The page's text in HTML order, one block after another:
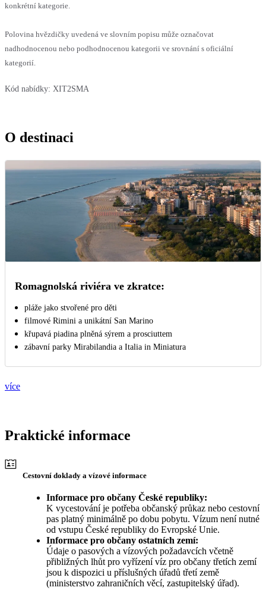
konkrétní kategorie.
Polovina hvězdičky uvedená ve slovním popisu může označovat
nadhodnocenou nebo podhodnocenou kategorii ve srovnání s oficiální
kategorií.
Kód nabídky: XIT2SMA
O destinaci
Romagnolská riviéra ve zkratce:
pláže jako stvořené pro děti
filmové Rimini a unikátní San Marino
křupavá piadina plněná sýrem a prosciuttem
zábavní parky Mirabilandia a Italia in Miniatura
více
Praktické informace
Cestovní doklady a vízové informace
Informace pro občany České republiky:
K vycestování je potřeba občanský průkaz nebo cestovní
pas platný minimálně po dobu pobytu. Vízum není nutné
od vstupu České republiky do Evropské Unie.
Informace pro občany ostatních zemí:
Údaje o pasových a vízových požadavcích včetně
přibližných lhůt pro vyřízení víz pro občany třetích zemí
jsou k dispozici u příslušných úřadů třetí země
(ministerstvo zahraničních věcí, zastupitelský úřad).